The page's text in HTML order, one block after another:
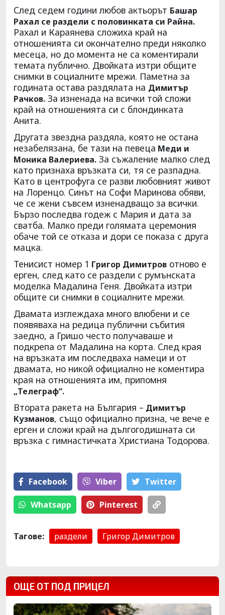
След седем години любов актьорът Башар
Рахал се раздели с половинката си Райна.
Рахал и Караянева сложиха край на
отношенията си окончателно преди няколко
месеца, но до момента не са коментирали
темата публично. Двойката изтри общите
снимки в социалните мрежи. Паметна за
годината остава раздялата на Димитър
Рачков. За изненада на всички той сложи
край на отношенията си с блондинката
Анита.
Другата звездна раздяла, която не остана
незабелязана, бе тази на певеца Меди и
Моника Валериева. За съжаление малко след
като признаха връзката си, тя се разпадна.
Като в центрофуга се разви любовният живот
на Лоренцо. Синът на Софи Маринова обяви,
че се жени съвсем изненадващо за всички.
Бързо последва годеж с Мария и дата за
сватба. Малко преди голямата церемония
обаче той се отказа и дори се показа с друга
мацка.
Тенисист номер 1 Григор Димитров отново е
ерген, след като се раздели с румънската
моделка Мадалина Геня. Двойката изтри
общите си снимки в социалните мрежи.
Двамата изглеждаха много влюбени и се
появяваха на редица публични събития
заедно, а Гришо често получаваше и
подкрепа от Мадалина на корта. След края
на връзката им последваха намеци и от
двамата, но никой официално не коментира
края на отношенията им, припомня
„Телеграф“.
Втората ракета на България – Димитър
Кузманов, също официално призна, че вече е
ерген и сложи край на дългогодишната си
връзка с гимнастичката Христиана Тодорова.
Facebook Viber Тwitter
Whatsapp Pinterest
Тагове: раздели Григор Димитров
ОЩЕ ОТ ПОД ПРИЦЕЛ